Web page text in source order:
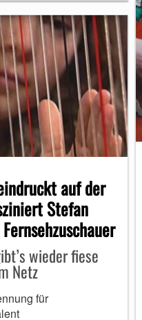
auf der
Stefan
wieder fiese
Netz
für